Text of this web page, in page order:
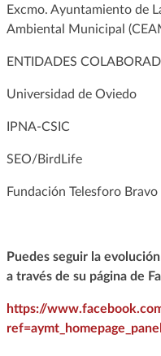
Excmo. Ayuntamiento de
Ambiental Municipal
ENTIDADES
Universidad de Oviedo
IPNA-CSIC
SEO/BirdLife
Fundación Telesforo Bravo
Puedes seguir la
a través de su página de
https://
ref=aymt_homepage_panel